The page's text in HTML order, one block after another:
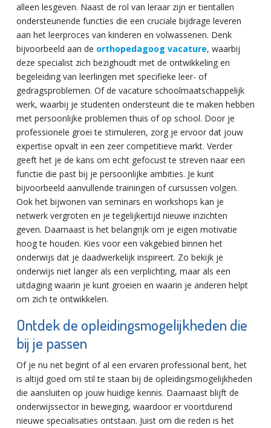
alleen lesgeven. Naast de rol van leraar zijn er tientallen
ondersteunende functies die een cruciale bijdrage leveren
aan het leerproces van kinderen en volwassenen. Denk
bijvoorbeeld aan de orthopedagoog vacature, waarbij
deze specialist zich bezighoudt met de ontwikkeling en
begeleiding van leerlingen met specifieke leer- of
gedragsproblemen. Of de vacature schoolmaatschappelijk
werk, waarbij je studenten ondersteunt die te maken hebben
met persoonlijke problemen thuis of op school. Door je
professionele groei te stimuleren, zorg je ervoor dat jouw
expertise opvalt in een zeer competitieve markt. Verder
geeft het je de kans om echt gefocust te streven naar een
functie die past bij je persoonlijke ambities. Je kunt
bijvoorbeeld aanvullende trainingen of cursussen volgen.
Ook het bijwonen van seminars en workshops kan je
netwerk vergroten en je tegelijkertijd nieuwe inzichten
geven. Daarnaast is het belangrijk om je eigen motivatie
hoog te houden. Kies voor een vakgebied binnen het
onderwijs dat je daadwerkelijk inspireert. Zo bekijk je
onderwijs niet langer als een verplichting, maar als een
uitdaging waarin je kunt groeien en waarin je anderen helpt
om zich te ontwikkelen.
Ontdek de opleidingsmogelijkheden die
bij je passen
Of je nu net begint of al een ervaren professional bent, het
is altijd goed om stil te staan bij de opleidingsmogelijkheden
die aansluiten op jouw huidige kennis. Daarnaast blijft de
onderwijssector in beweging, waardoor er voortdurend
nieuwe specialisaties ontstaan. Juist om die reden is het